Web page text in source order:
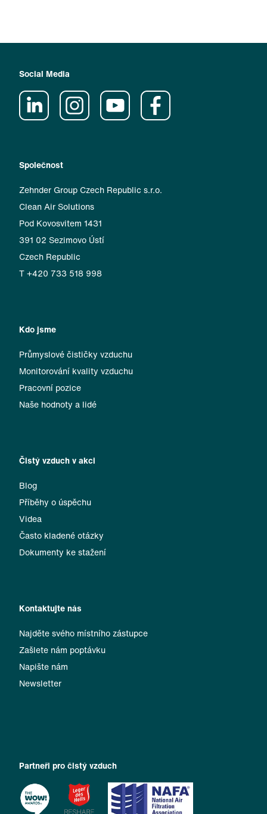
Společnost
Zehnder Group Czech Republic s.r.o.
Clean Air Solutions
Pod Kovosvitem 1431
391 02 Sezimovo Ústí
Czech Republic
T +420 733 518 998
Kdo jsme
Průmyslové čističky vzduchu
Monitorování kvality vzduchu
Pracovní pozice
Naše hodnoty a lidé
Čistý vzduch v akci
Blog
Příběhy o úspěchu
Videa
Často kladené otázky
Dokumenty ke stažení
Kontaktujte nás
Najděte svého místního zástupce
Zašlete nám poptávku
Napište nám
Newsletter
Partneři pro čistý vzduch
Social Media